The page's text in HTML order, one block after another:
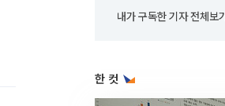
내가 구독한 기자 전체보기
한 컷